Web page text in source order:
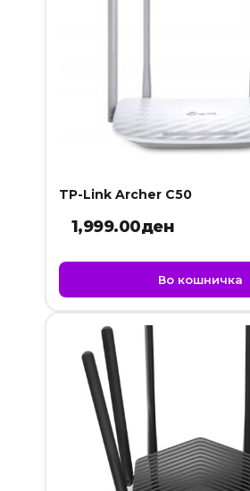
TP-Link Archer C50
1,999.00ден
Во кошничка